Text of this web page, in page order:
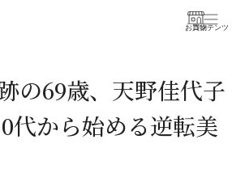
お買物
コンテンツ
の69歳、天野佳代子
代から始める逆転美